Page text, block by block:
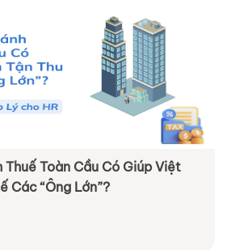
Toàn Cầu Có Giúp Việt
Các “Ông Lớn”?